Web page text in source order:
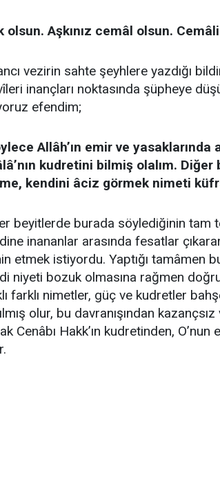
olsun. Aşkınız cemâl olsun.
vezirin sahte şeyhlere yazdığı
inançları noktasında şüpheye
efendim;
Allâh’ın emir ve
kudretini bilmiş olalım.
kendini âciz görmek nimeti
beyitlerde burada söylediğinin tam
inananlar arasında fesatlar
etmek istiyordu. Yaptığı tamâmen
niyeti bozuk olmasına rağmen
farklı nimetler, güç ve kudretler
olur, bu davranışından
Cenâbı Hakk’ın kudretinden,